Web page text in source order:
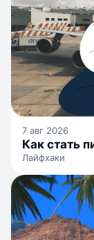
7 авг 2026
Как стать
Лайфхаки